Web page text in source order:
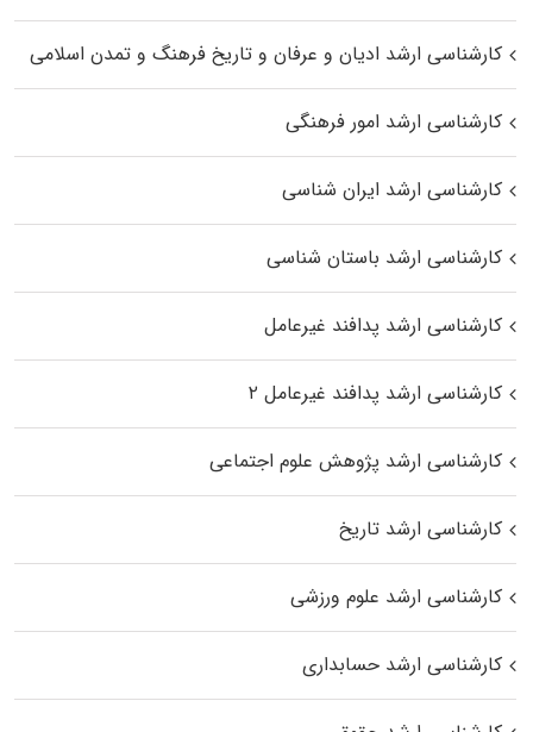
کارشناسی ارشد ادیان و عرفان و تاریخ فرهنگ و تمدن اسلامی
کارشناسی ارشد امور فرهنگی
کارشناسی ارشد ایران شناسی
کارشناسی ارشد باستان شناسی
کارشناسی ارشد پدافند غیرعامل
کارشناسی ارشد پدافند غیرعامل ۲
کارشناسی ارشد پژوهش علوم اجتماعی
کارشناسی ارشد تاریخ
کارشناسی ارشد علوم ورزشی
کارشناسی ارشد حسابداری